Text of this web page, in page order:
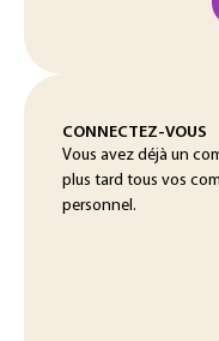
CONNECTEZ-VOUS
Vous avez déjà un
plus tard tous vos
personnel.